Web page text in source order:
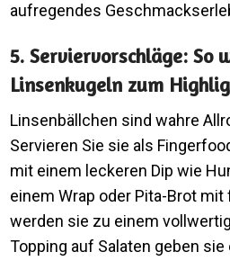
aufregendes
5. Serviervorschläge: So
Linsenkugeln zum
Linsenbällchen sind wahre
Servieren Sie sie als
mit einem leckeren Dip wie
einem Wrap oder Pita-Brot
werden sie zu einem
Topping auf Salaten geben sie